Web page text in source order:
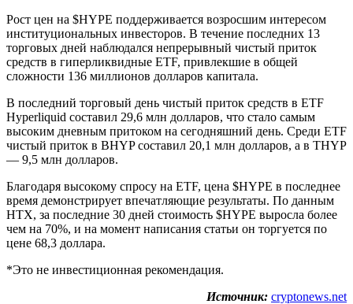
Рост цен на $HYPE поддерживается возросшим интересом
институциональных инвесторов. В течение последних 13
торговых дней наблюдался непрерывный чистый приток
средств в гиперликвидные ETF, привлекшие в общей
сложности 136 миллионов долларов капитала.
В последний торговый день чистый приток средств в ETF
Hyperliquid составил 29,6 млн долларов, что стало самым
высоким дневным притоком на сегодняшний день. Среди ETF
чистый приток в BHYP составил 20,1 млн долларов, а в THYP
— 9,5 млн долларов.
Благодаря высокому спросу на ETF, цена $HYPE в последнее
время демонстрирует впечатляющие результаты. По данным
HTX, за последние 30 дней стоимость $HYPE выросла более
чем на 70%, и на момент написания статьи он торгуется по
цене 68,3 доллара.
*Это не инвестиционная рекомендация.
Источник: cryptonews.net